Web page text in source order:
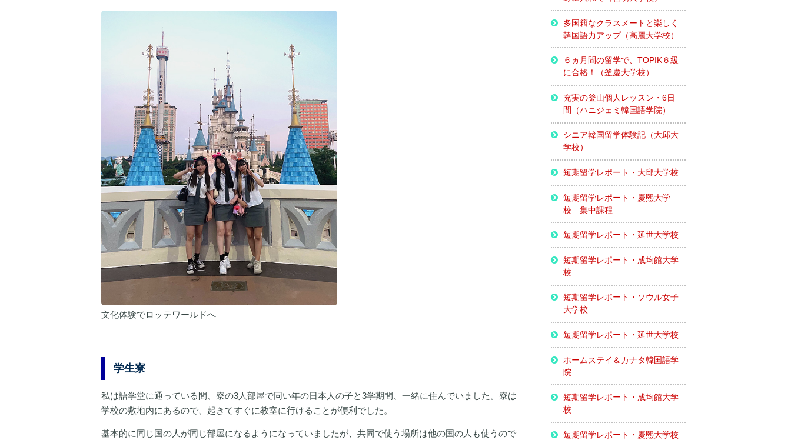
文化体験でロッテワールドへ
学生寮
私は語学堂に通っている間、寮の3人部屋で同い年の日本人の子と3学期間、一緒に住んでいました。寮は
学校の敷地内にあるので、起きてすぐに教室に行けることが便利でした。
基本的に同じ国の人が同じ部屋になるようになっていましたが、共同で使う場所は他の国の人も使うので
多国籍なクラスメートと楽しく
韓国語力アップ（高麗大学校）
６ヵ月間の留学で、TOPIK６級
に合格！（釜慶大学校）
充実の釜山個人レッスン・6日
間（ハニジェミ韓国語学院）
シニア韓国留学体験記（大邱大
学校）
短期留学レポート・大邱大学校
短期留学レポート・慶熙大学
校 集中課程
短期留学レポート・延世大学校
短期留学レポート・成均館大学
校
短期留学レポート・ソウル女子
大学校
短期留学レポート・延世大学校
ホームステイ＆カナタ韓国語学
院
短期留学レポート・成均館大学
校
短期留学レポート・慶熙大学校